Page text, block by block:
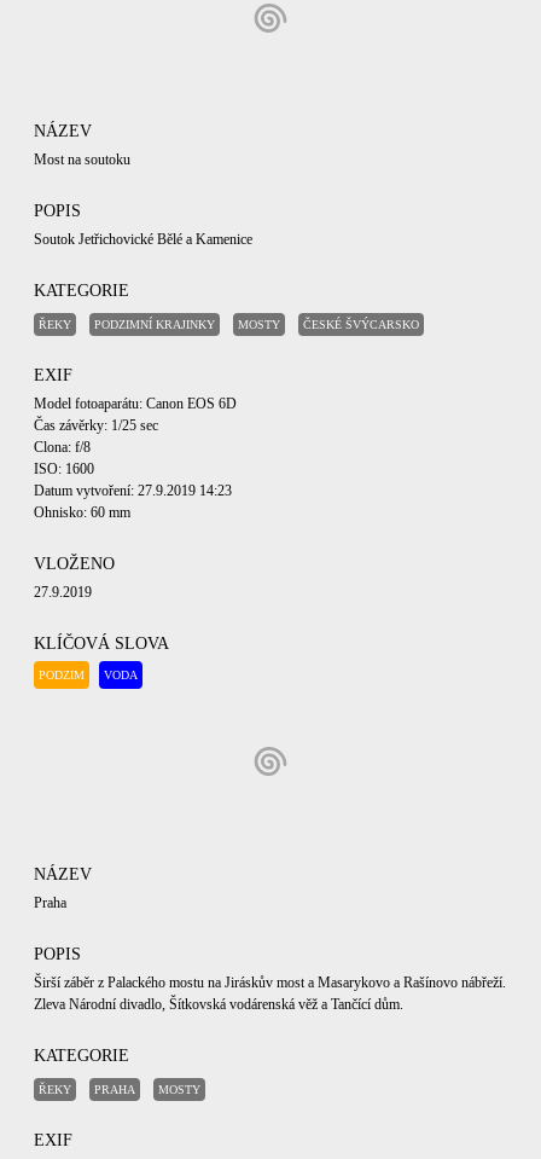
NÁZEV
Most na soutoku
POPIS
Soutok Jetřichovické Bělé a Kamenice
KATEGORIE
ŘEKY PODZIMNÍ KRAJINKY MOSTY ČESKÉ ŠVÝCARSKO
EXIF
Model fotoaparátu: Canon EOS 6D
Čas závěrky: 1/25 sec
Clona: f/8
ISO: 1600
Datum vytvoření: 27.9.2019 14:23
Ohnisko: 60 mm
VLOŽENO
27.9.2019
KLÍČOVÁ SLOVA
PODZIM VODA
NÁZEV
Praha
POPIS
Širší záběr z Palackého mostu na Jiráskův most a Masarykovo a Rašínovo nábřeží.
Zleva Národní divadlo, Šítkovská vodárenská věž a Tančící dům.
KATEGORIE
ŘEKY PRAHA MOSTY
EXIF